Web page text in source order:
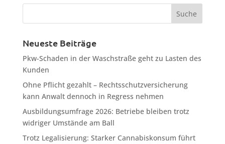
Neueste Beiträge
Pkw-Schaden in der Waschstraße geht zu Lasten des
Kunden
Ohne Pflicht gezahlt – Rechtsschutzversicherung
kann Anwalt dennoch in Regress nehmen
Ausbildungsumfrage 2026: Betriebe bleiben trotz
widriger Umstände am Ball
Trotz Legalisierung: Starker Cannabiskonsum führt